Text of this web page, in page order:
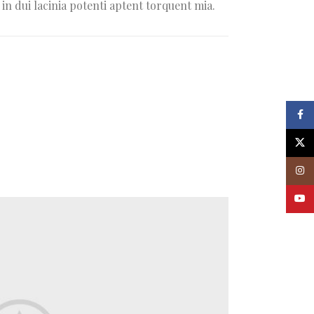
in dui lacinia potenti aptent torquent mia.